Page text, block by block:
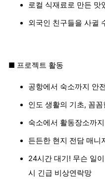
로컬 식재료로 만든 맛
외국인 친구들을 사귈
■ 프로젝트 활동
공항에서 숙소까지 안
인도 생활의 기초, 꼼
숙소에서 활동장소까
든든한 현지 전담 매니
24시간 대기! 무슨 일
시 긴급 비상연락망